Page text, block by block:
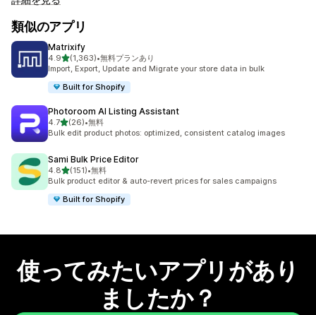
類似のアプリ
Matrixify
4.95つ星中
(1,363)
合計レビュー数：1363件
•無料プランあり
Import, Export, Update and Migrate your store data in bulk
Built for Shopify
Photoroom AI Listing Assistant
4.75つ星中
(26)
合計レビュー数：26件
•無料
Bulk edit product photos: optimized, consistent catalog images
Sami Bulk Price Editor
4.85つ星中
(151)
合計レビュー数：151件
•無料
Bulk product editor & auto-revert prices for sales campaigns
Built for Shopify
使ってみたいアプリがあり
ましたか？